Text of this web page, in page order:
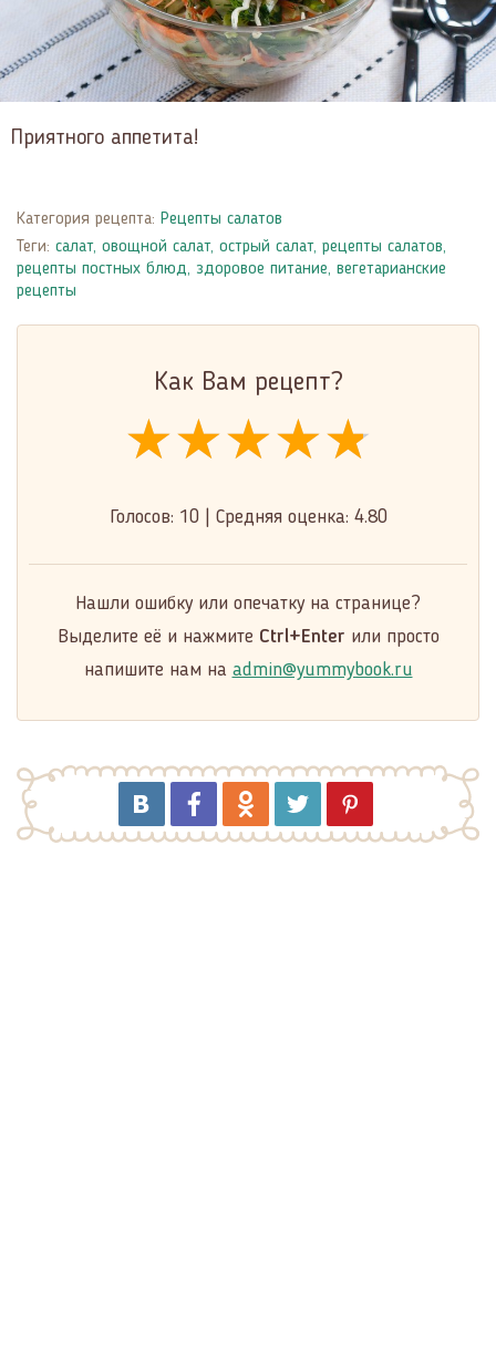
Приятного аппетита!
Категория рецепта: Рецепты салатов
Теги: салат, овощной салат, острый салат, рецепты салатов,
рецепты постных блюд, здоровое питание, вегетарианские
рецепты
Как Вам рецепт?
★★★★★
★★★★★
★★★★★
Голосов: 10 Средняя оценка: 4.80
Нашли ошибку или опечатку на странице?
Выделите её и нажмите Ctrl+Enter или просто
напишите нам на admin@yummybook.ru